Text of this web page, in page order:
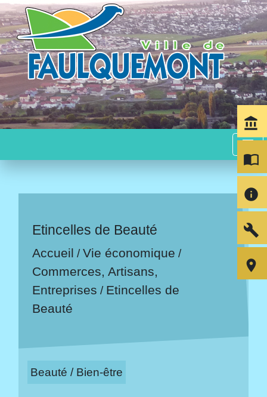
menu
Etincelles de Beauté
Accueil /Vie économique /
Commerces, Artisans,
Entreprises / Etincelles de
Beauté
Beauté / Bien-être
account_balance
import_contacts
info
build
room